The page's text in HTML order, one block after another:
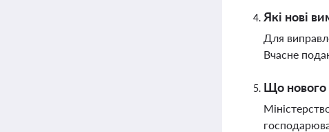
Які нові
Для
Вчасне
Що нового